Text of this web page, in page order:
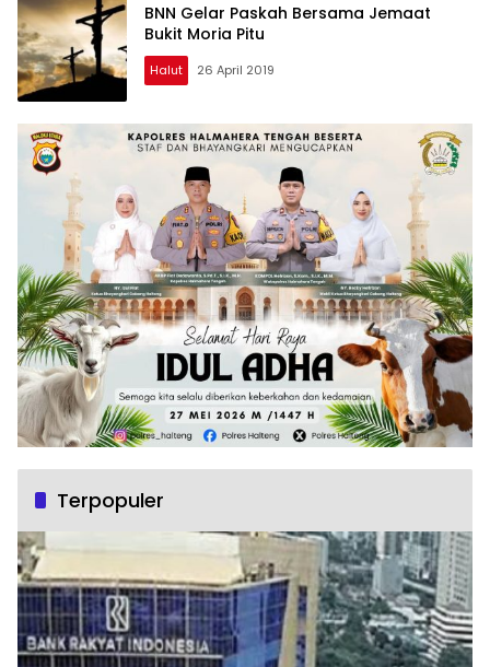
BNN Gelar Paskah Bersama Jemaat
Bukit Moria Pitu
Halut 26 April 2019
Terpopuler